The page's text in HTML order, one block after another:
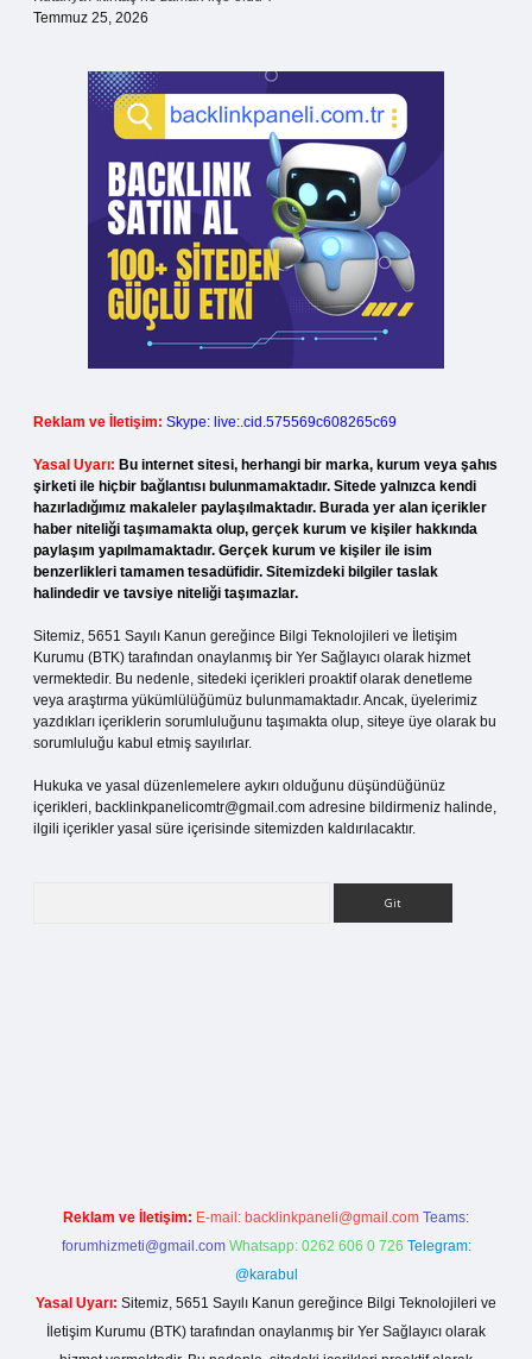
Temmuz 25, 2026
Reklam ve İletişim: Skype: live:.cid.575569c608265c69
Yasal Uyarı: Bu internet sitesi, herhangi bir marka, kurum veya şahıs
şirketi ile hiçbir bağlantısı bulunmamaktadır. Sitede yalnızca kendi
hazırladığımız makaleler paylaşılmaktadır. Burada yer alan içerikler
haber niteliği taşımamakta olup, gerçek kurum ve kişiler hakkında
paylaşım yapılmamaktadır. Gerçek kurum ve kişiler ile isim
benzerlikleri tamamen tesadüfidir. Sitemizdeki bilgiler taslak
halindedir ve tavsiye niteliği taşımazlar.
Sitemiz, 5651 Sayılı Kanun gereğince Bilgi Teknolojileri ve İletişim
Kurumu (BTK) tarafından onaylanmış bir Yer Sağlayıcı olarak hizmet
vermektedir. Bu nedenle, sitedeki içerikleri proaktif olarak denetleme
veya araştırma yükümlülüğümüz bulunmamaktadır. Ancak, üyelerimiz
yazdıkları içeriklerin sorumluluğunu taşımakta olup, siteye üye olarak bu
sorumluluğu kabul etmiş sayılırlar.
Hukuka ve yasal düzenlemelere aykırı olduğunu düşündüğünüz
içerikleri, backlinkpanelicomtr@gmail.com adresine bildirmeniz halinde,
ilgili içerikler yasal süre içerisinde sitemizden kaldırılacaktır.
Reklam ve İletişim: E-mail: backlinkpaneli@gmail.com Teams:
forumhizmeti@gmail.com Whatsapp: 0262 606 0 726 Telegram:
@karabul
Yasal Uyarı: Sitemiz, 5651 Sayılı Kanun gereğince Bilgi Teknolojileri ve
İletişim Kurumu (BTK) tarafından onaylanmış bir Yer Sağlayıcı olarak